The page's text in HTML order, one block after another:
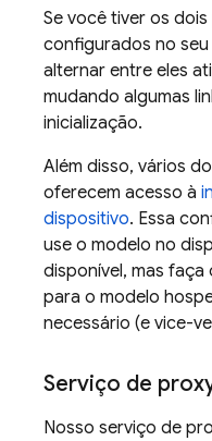
Se você tiver os
configurados no
alternar entre eles
mudando algumas
inicialização.
Além disso, vários
oferecem acesso à
dispositivo. Essa
use o modelo no
disponível, mas faça
para o modelo
necessário (e vice-
Serviço de
Nosso serviço de